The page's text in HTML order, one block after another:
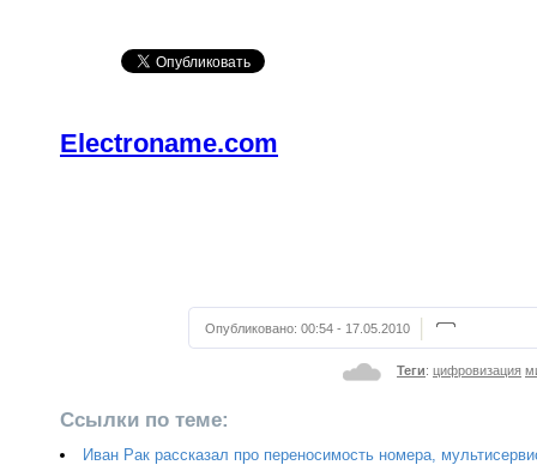
Electroname.com
Опубликовано: 00:54 - 17.05.2010
Теги: цифровизация
Ссылки по теме:
Иван Рак рассказал про переносимость номера,